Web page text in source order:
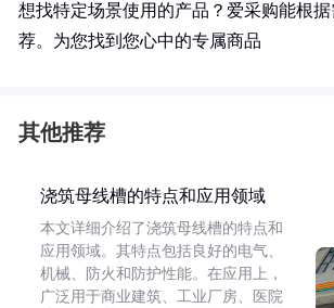
想找特定场景使用的产品？爱采购能根
荐。为您找到您心中的专属商品
其他推荐
浇筑母线槽的特点和应用领域
本文详细介绍了浇筑母线槽的特点和
应用领域。其特点包括良好的电气、
机械、防火和防护性能。在应用上，
广泛用于商业建筑、工业厂房、医院